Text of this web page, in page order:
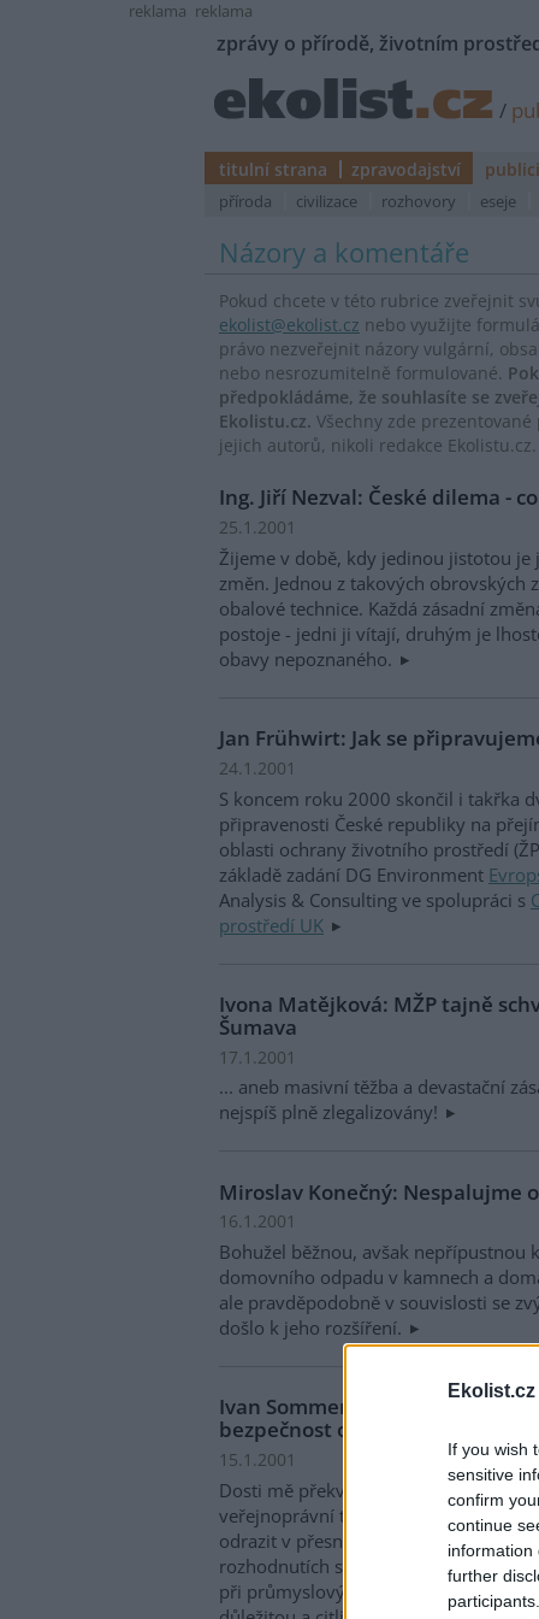
Ekolist.cz
If you wish
sensitive
confirm
continue
information
further
reklama reklama
zprávy o přírodě, životním
/
titulní strana zpravodajství
příroda civilizace rozhovory eseje
Názory a komentáře
Pokud chcete v této rubrice zveřejnit
ekolist@ekolist.cz nebo využijte
právo nezveřejnit názory vulgární,
nebo nesrozumitelně formulované.
předpokládáme, že souhlasíte se
Ekolistu.cz. Všechny zde
jejich autorů, nikoli redakce Ekolistu.cz.
Ing. Jiří Nezval: České dilema -
25.1.2001
Žijeme v době, kdy jedinou jistotou
změn. Jednou z takových obrovských
obalové technice. Každá zásadní
postoje - jedni ji vítají, druhým je
obavy nepoznaného.
Jan Frühwirt: Jak se
24.1.2001
S koncem roku 2000 skončil i takřka
připravenosti České republiky na
oblasti ochrany životního prostředí
základě zadání DG Environment
Analysis & Consulting ve spolupráci s
prostředí UK
Ivona Matějková: MŽP tajně
Šumava
17.1.2001
... aneb masivní těžba a devastační
nejspíš plně zlegalizovány!
Miroslav Konečný: Nespalujme
16.1.2001
Bohužel běžnou, avšak nepřípustnou
domovního odpadu v kamnech a
ale pravděpodobně v souvislosti se
došlo k jeho rozšíření.
Ivan Sommer: Ohrozila stávka
bezpečnost obyvatelstva?
15.1.2001
Dosti mě překvapilo, jak značně
veřejnoprávní televize a státu. Takový
odrazit v přesnosti informování
rozhodnutích státních orgánů při
při průmyslových haváriích nebo